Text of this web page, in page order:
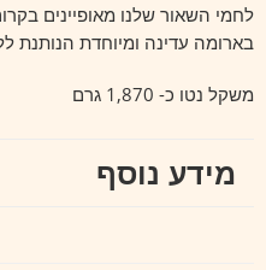
לחמי השאור שלנו מאופיינים
בארומה עדינה ומיוחדת הנותנת
משקל נטו כ- 1,870 גרם
מידע נוסף